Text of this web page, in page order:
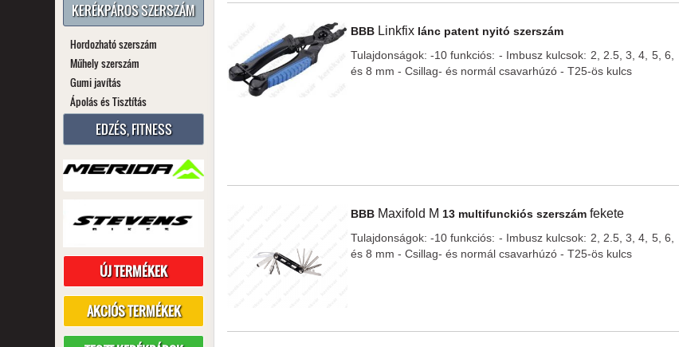
KERÉKPÁROS SZERSZÁM
Hordozható szerszám
Műhely szerszám
Gumi javítás
Ápolás és Tisztítás
EDZÉS, FITNESS
ÚJ TERMÉKEK
AKCIÓS TERMÉKEK
BBB Linkfix lánc patent nyitó szerszám
Tulajdonságok: -10 funkciós: - Imbusz kulcsok: 2, 2.5, 3, 4, 5, 6,
és 8 mm - Csillag- és normál csavarhúzó - T25-ös kulcs
BBB Maxifold M 13 multifunckiós szerszám fekete
Tulajdonságok: -10 funkciós: - Imbusz kulcsok: 2, 2.5, 3, 4, 5, 6,
és 8 mm - Csillag- és normál csavarhúzó - T25-ös kulcs